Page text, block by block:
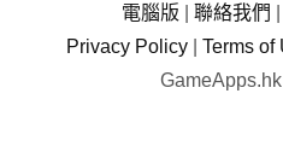
電腦版 聯絡我們
Privacy Policy
Terms of